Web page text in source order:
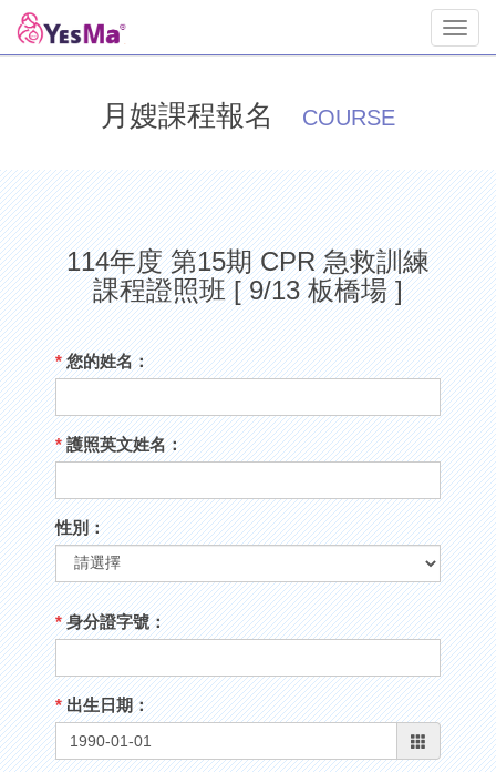
月嫂課程報名 COURSE
114年度 第15期 CPR 急救訓練
課程證照班 [ 9/13 板橋場 ]
*您的姓名：
*護照英文姓名：
性別：
*身分證字號：
*出生日期：